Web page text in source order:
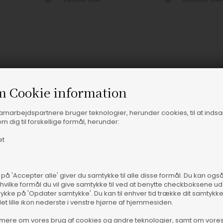
Cookie information
bruger teknologier, herunder cookies, til at
dig til forskellige formål, herunder:
'Accepter alle' giver du samtykke til alle disse formål. Du kan
formål du vil give samtykke til ved at benytte checkboksene
på 'Opdater samtykke'. Du kan til enhver tid trække dit
lille ikon nederste i venstre hjørne af hjemmesiden.
om vores brug af cookies og andre teknologier, samt om
Fås i flere størrelser
The Norah Loafers The Edith